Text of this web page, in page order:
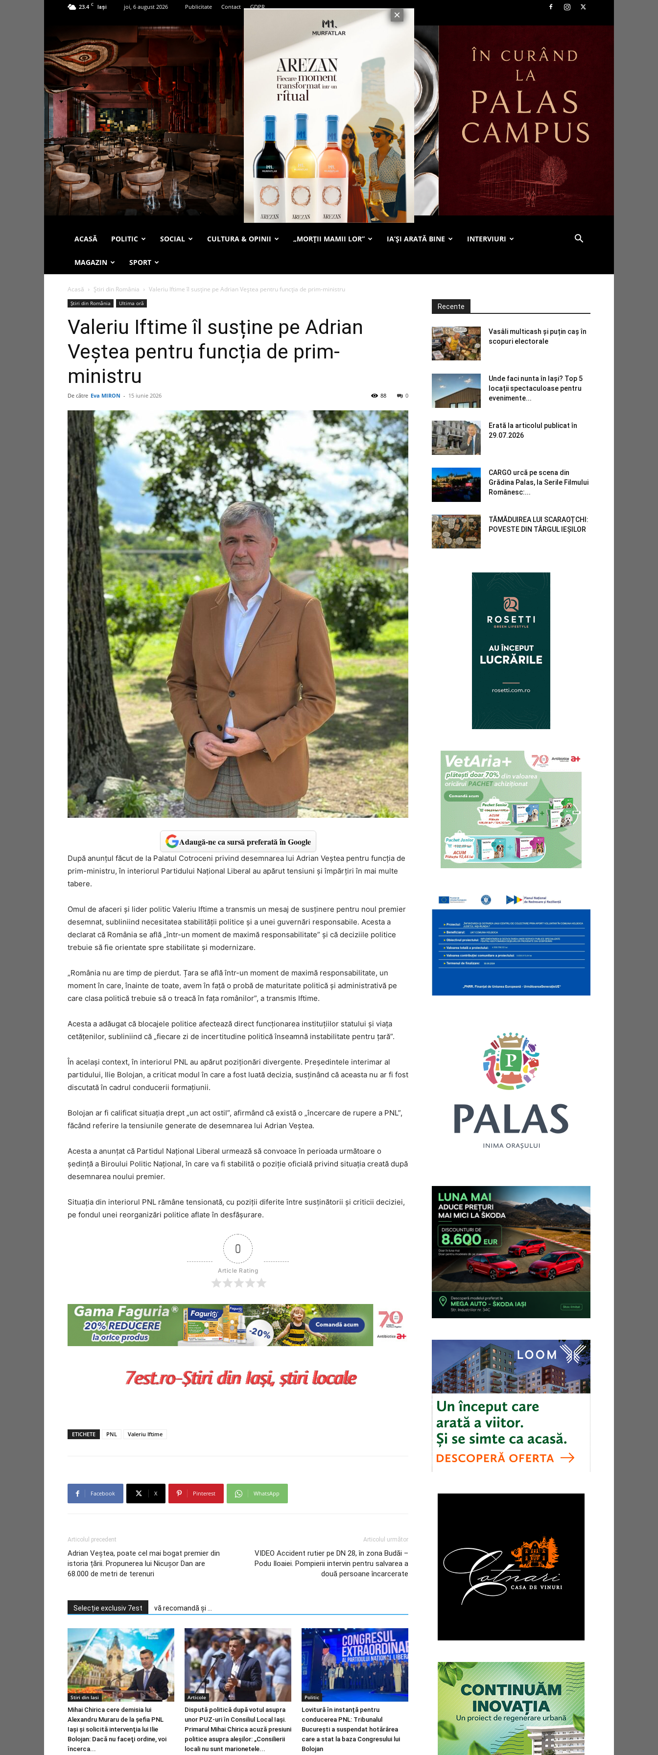
23.4 C Iași joi, 6 august 2026 Publicitate Contact GDPR
ACASĂ POLITIC SOCIAL CULTURA & OPINII „MORȚII MAMII LOR” IA’ȘI ARATĂ BINE INTERVIURI
MAGAZIN SPORT
Acasă Știri din România Valeriu Iftime îl susține pe Adrian Veștea pentru funcția de prim-ministru
Știri din România Ultima oră
Valeriu Iftime îl susține pe Adrian
Veștea pentru funcția de prim-
ministru
De către Eva MIRON - 15 iunie 2026 0
88
Adaugă-ne ca sursă preferată în Google
După anunțul făcut de la Palatul Cotroceni privind desemnarea lui Adrian Veștea pentru funcția de
prim-ministru, în interiorul Partidului Național Liberal au apărut tensiuni și împărțiri în mai multe
tabere.
Omul de afaceri și lider politic Valeriu Iftime a transmis un mesaj de susținere pentru noul premier
desemnat, subliniind necesitatea stabilității politice și a unei guvernări responsabile. Acesta a
declarat că România se află „într-un moment de maximă responsabilitate” și că deciziile politice
trebuie să fie orientate spre stabilitate și modernizare.
„România nu are timp de pierdut. Țara se află într-un moment de maximă responsabilitate, un
moment în care, înainte de toate, avem în față o probă de maturitate politică și administrativă pe
care clasa politică trebuie să o treacă în fața românilor”, a transmis Iftime.
Acesta a adăugat că blocajele politice afectează direct funcționarea instituțiilor statului și viața
cetățenilor, subliniind că „fiecare zi de incertitudine politică înseamnă instabilitate pentru țară”.
În același context, în interiorul PNL au apărut poziționări divergente. Președintele interimar al
partidului, Ilie Bolojan, a criticat modul în care a fost luată decizia, susținând că aceasta nu ar fi fost
discutată în cadrul conducerii formațiunii.
Bolojan ar fi calificat situația drept „un act ostil”, afirmând că există o „încercare de rupere a PNL”,
făcând referire la tensiunile generate de desemnarea lui Adrian Veștea.
Acesta a anunțat că Partidul Național Liberal urmează să convoace în perioada următoare o
ședință a Biroului Politic Național, în care va fi stabilită o poziție oficială privind situația creată după
desemnarea noului premier.
Situația din interiorul PNL rămâne tensionată, cu poziții diferite între susținătorii și criticii deciziei,
pe fondul unei reorganizări politice aflate în desfășurare.
0
Article Rating
ETICHETE PNL Valeriu Iftime
Facebook X Pinterest WhatsApp
Articolul precedent
Adrian Veștea, poate cel mai bogat premier din
istoria țării. Propunerea lui Nicușor Dan are
68.000 de metri de terenuri
Articolul următor
VIDEO Accident rutier pe DN 28, în zona Budăi –
Podu Iloaiei. Pompierii intervin pentru salvarea a
două persoane încarcerate
Selecție exclusiv 7est vă recomandă și ...
Stiri din Iasi
Mihai Chirica cere demisia lui
Alexandru Muraru de la şefia PNL
Iaşi şi solicită intervenţia lui Ilie
Bolojan: Dacă nu faceţi ordine, voi
încerca...
Articole
Dispută politică după votul asupra
unor PUZ-uri în Consiliul Local Iași.
Primarul Mihai Chirica acuză presiuni
politice asupra aleșilor: „Consilierii
locali nu sunt marionetele...
Politic
Lovitură în instanță pentru
conducerea PNL: Tribunalul
București a suspendat hotărârea
care a stat la baza Congresului lui
Bolojan
Recente
Vasâli multicash și puțin caș în
scopuri electorale
Unde faci nunta în Iași? Top 5
locații spectaculoase pentru
evenimente...
Erată la articolul publicat în
29.07.2026
CARGO urcă pe scena din
Grădina Palas, la Serile Filmului
Românesc:...
TĂMĂDUIREA LUI SCARAOȚCHI:
POVESTE DIN TÂRGUL IEȘILOR